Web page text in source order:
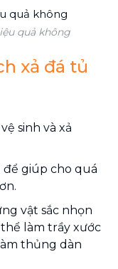
quả không
xả đá tủ
sinh và xả
giúp cho quá
vật sắc nhọn
làm trầy xước
thủng dàn